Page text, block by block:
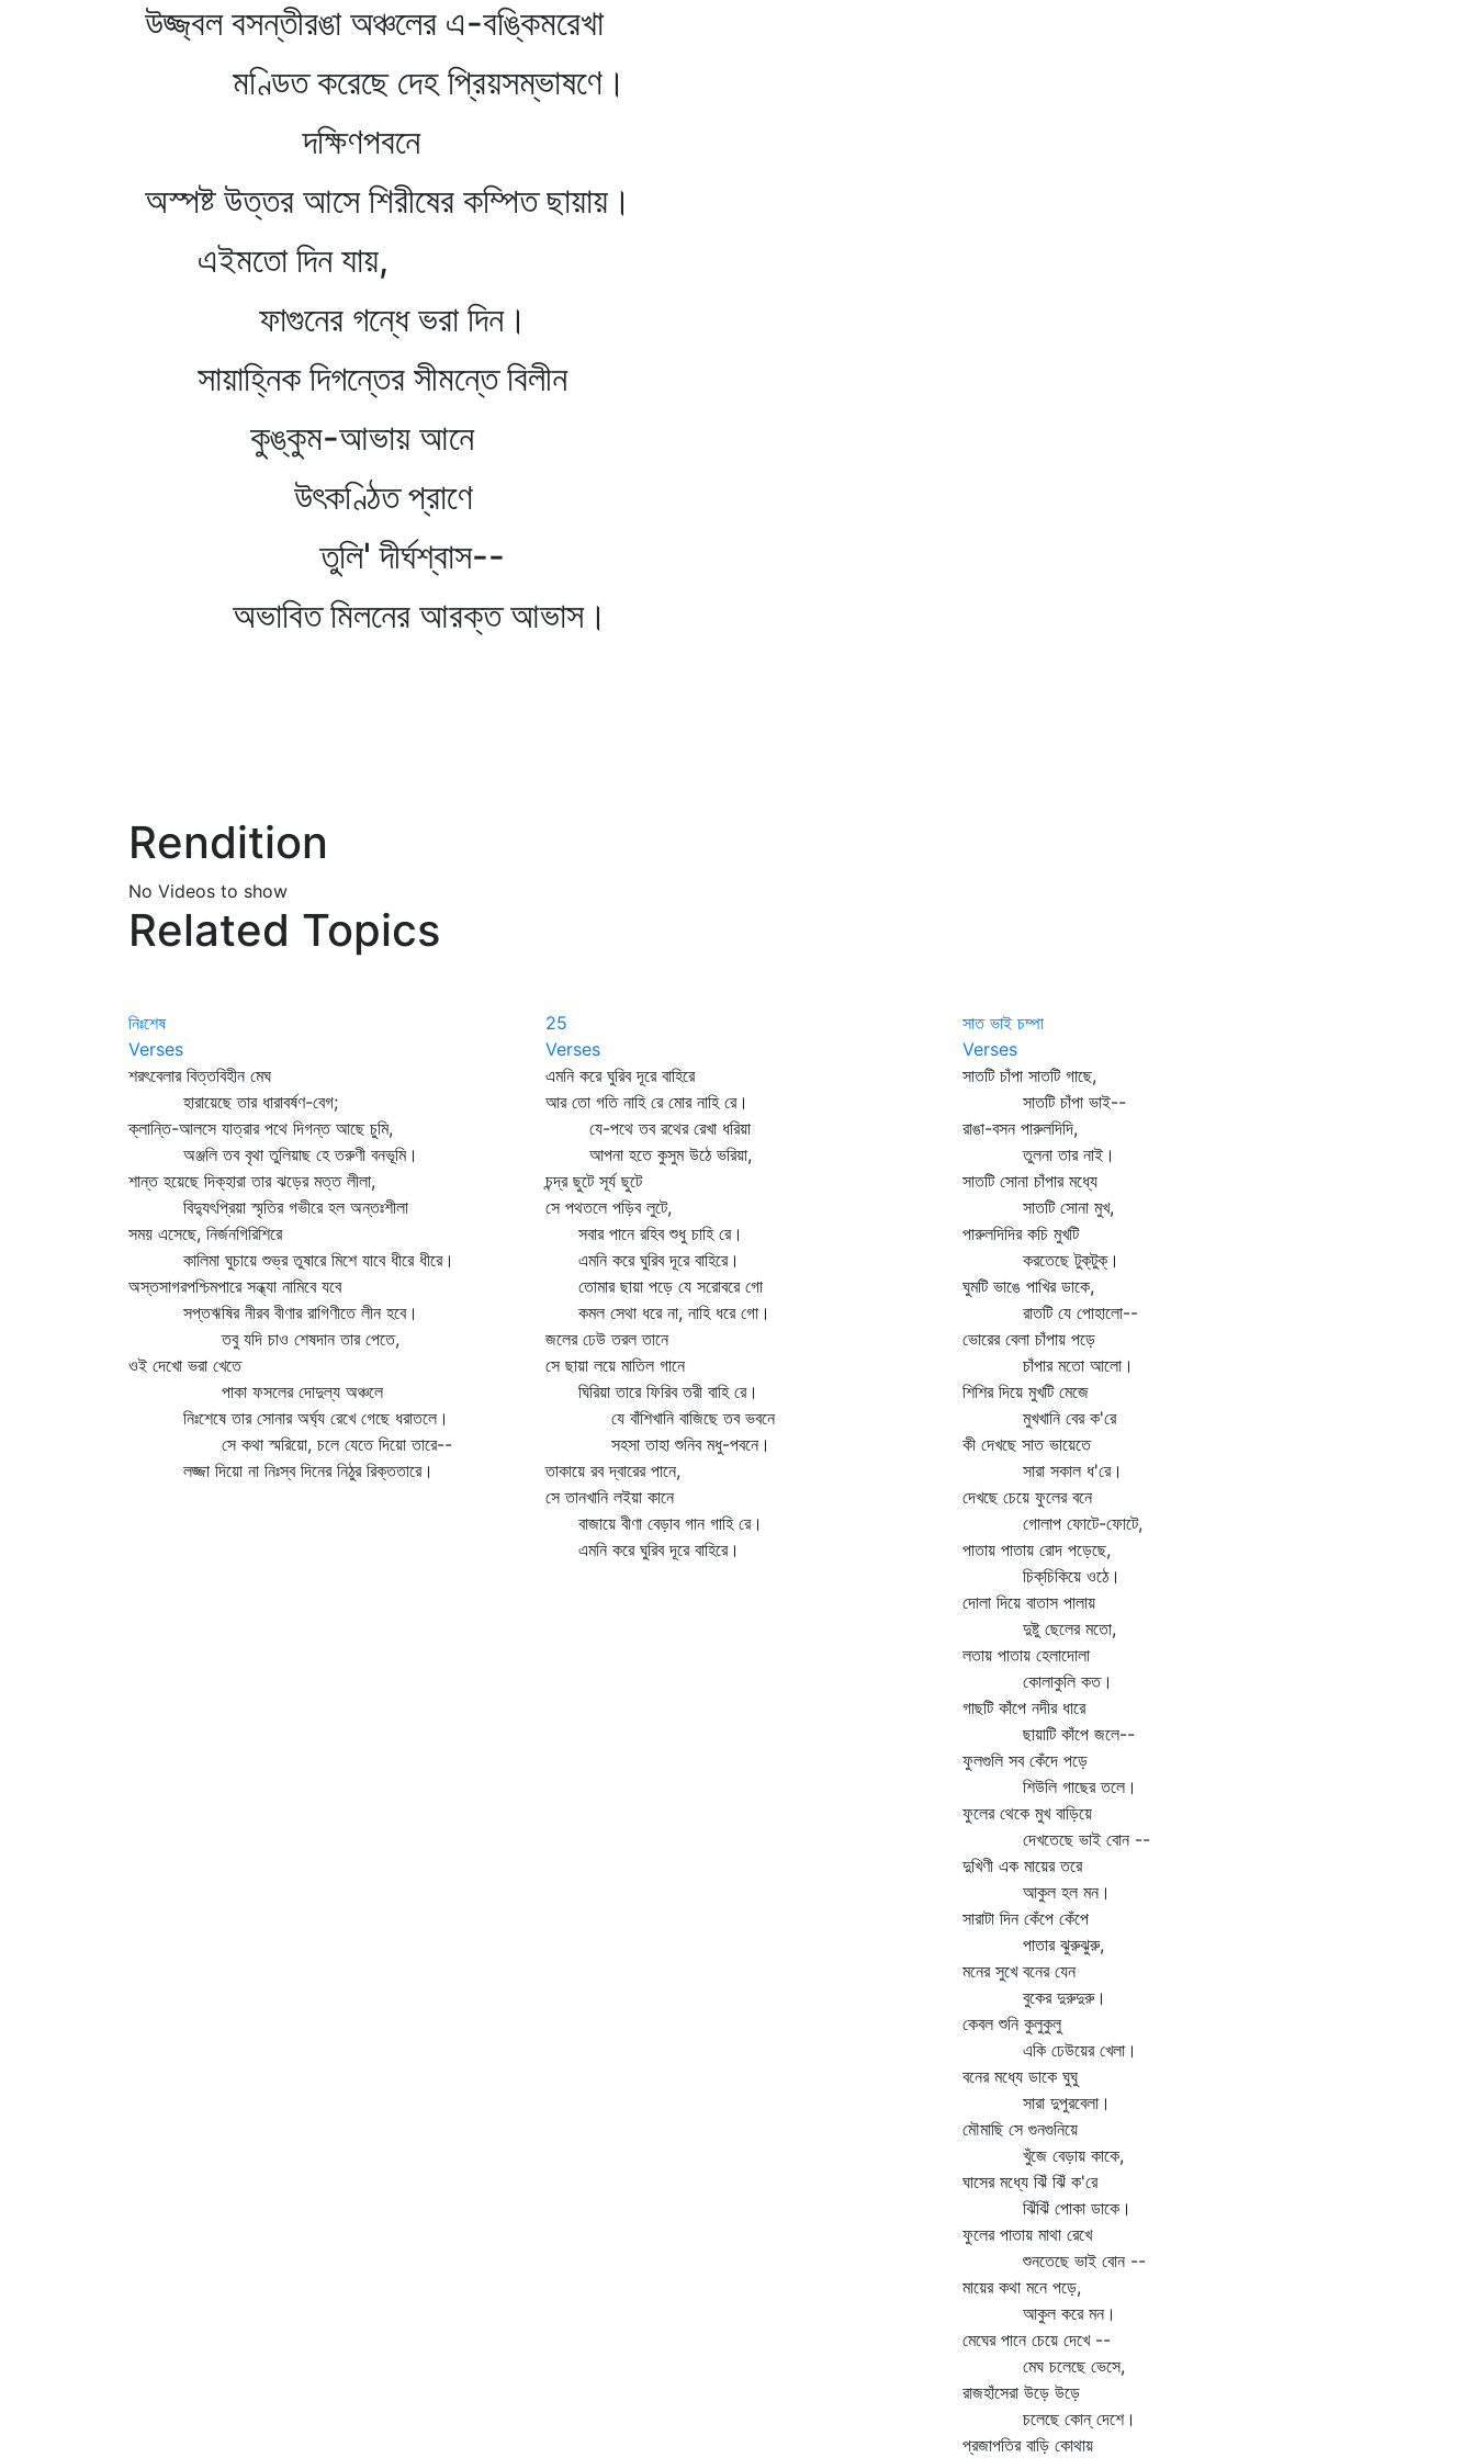
উজ্জ্বল বসন্তীরঙা অঞ্চলের এ-বঙ্কিমরেখা
মণ্ডিত করেছে দেহ প্রিয়সম্ভাষণে।
দক্ষিণপবনে
অস্পষ্ট উত্তর আসে শিরীষের কম্পিত ছায়ায়।
এইমতো দিন যায়,
ফাগুনের গন্ধে ভরা দিন।
সায়াহ্নিক দিগন্তের সীমন্তে বিলীন
কুঙ্কুম-আভায় আনে
উৎকণ্ঠিত প্রাণে
তুলি' দীর্ঘশ্বাস--
অভাবিত মিলনের আরক্ত আভাস।
Rendition
No Videos to show
Related Topics
নিঃশেষ
Verses
শরৎবেলার বিত্তবিহীন মেঘ
হারায়েছে তার ধারাবর্ষণ-বেগ;
ক্লান্তি-আলসে যাত্রার পথে দিগন্ত আছে চুমি,
অঞ্জলি তব বৃথা তুলিয়াছ হে তরুণী বনভূমি।
শান্ত হয়েছে দিক্‌হারা তার ঝড়ের মত্ত লীলা,
বিদ্যুৎপ্রিয়া স্মৃতির গভীরে হল অন্তঃশীলা
সময় এসেছে, নির্জনগিরিশিরে
কালিমা ঘুচায়ে শুভ্র তুষারে মিশে যাবে ধীরে ধীরে।
অস্তসাগরপশ্চিমপারে সন্ধ্যা নামিবে যবে
সপ্তঋষির নীরব বীণার রাগিণীতে লীন হবে।
তবু যদি চাও শেষদান তার পেতে,
ওই দেখো ভরা খেতে
পাকা ফসলের দোদুল্য অঞ্চলে
নিঃশেষে তার সোনার অর্ঘ্য রেখে গেছে ধরাতলে।
সে কথা স্মরিয়ো, চলে যেতে দিয়ো তারে--
লজ্জা দিয়ো না নিঃস্ব দিনের নিঠুর রিক্ততারে।
25
Verses
এমনি করে ঘুরিব দূরে বাহিরে
আর তো গতি নাহি রে মোর নাহি রে।
যে-পথে তব রথের রেখা ধরিয়া
আপনা হতে কুসুম উঠে ভরিয়া,
চন্দ্র ছুটে সূর্য ছুটে
সে পথতলে পড়িব লুটে,
সবার পানে রহিব শুধু চাহি রে।
এমনি করে ঘুরিব দূরে বাহিরে।
তোমার ছায়া পড়ে যে সরোবরে গো
কমল সেথা ধরে না, নাহি ধরে গো।
জলের ঢেউ তরল তানে
সে ছায়া লয়ে মাতিল গানে
ঘিরিয়া তারে ফিরিব তরী বাহি রে।
যে বাঁশিখানি বাজিছে তব ভবনে
সহসা তাহা শুনিব মধু-পবনে।
তাকায়ে রব দ্বারের পানে,
সে তানখানি লইয়া কানে
বাজায়ে বীণা বেড়াব গান গাহি রে।
এমনি করে ঘুরিব দূরে বাহিরে।
সাত ভাই চম্পা
Verses
সাতটি চাঁপা সাতটি গাছে,
সাতটি চাঁপা ভাই--
রাঙা-বসন পারুলদিদি,
তুলনা তার নাই।
সাতটি সোনা চাঁপার মধ্যে
সাতটি সোনা মুখ,
পারুলদিদির কচি মুখটি
করতেছে টুক্‌টুক্‌।
ঘুমটি ভাঙে পাখির ডাকে,
রাতটি যে পোহালো--
ভোরের বেলা চাঁপায় পড়ে
চাঁপার মতো আলো।
শিশির দিয়ে মুখটি মেজে
মুখখানি বের ক'রে
কী দেখছে সাত ভায়েতে
সারা সকাল ধ'রে।
দেখছে চেয়ে ফুলের বনে
গোলাপ ফোটে-ফোটে,
পাতায় পাতায় রোদ পড়েছে,
চিক্‌চিকিয়ে ওঠে।
দোলা দিয়ে বাতাস পালায়
দুষ্টু ছেলের মতো,
লতায় পাতায় হেলাদোলা
কোলাকুলি কত।
গাছটি কাঁপে নদীর ধারে
ছায়াটি কাঁপে জলে--
ফুলগুলি সব কেঁদে পড়ে
শিউলি গাছের তলে।
ফুলের থেকে মুখ বাড়িয়ে
দেখতেছে ভাই বোন --
দুখিণী এক মায়ের তরে
আকুল হল মন।
সারাটা দিন কেঁপে কেঁপে
পাতার ঝুরুঝুরু,
মনের সুখে বনের যেন
বুকের দুরুদুরু।
কেবল শুনি কুলুকুলু
একি ঢেউয়ের খেলা।
বনের মধ্যে ডাকে ঘুঘু
সারা দুপুরবেলা।
মৌমাছি সে গুনগুনিয়ে
খুঁজে বেড়ায় কাকে,
ঘাসের মধ্যে ঝিঁ ঝিঁ ক'রে
ঝিঁঝিঁ পোকা ডাকে।
ফুলের পাতায় মাথা রেখে
শুনতেছে ভাই বোন --
মায়ের কথা মনে পড়ে,
আকুল করে মন।
মেঘের পানে চেয়ে দেখে --
মেঘ চলেছে ভেসে,
রাজহাঁসেরা উড়ে উড়ে
চলেছে কোন্‌ দেশে।
প্রজাপতির বাড়ি কোথায়